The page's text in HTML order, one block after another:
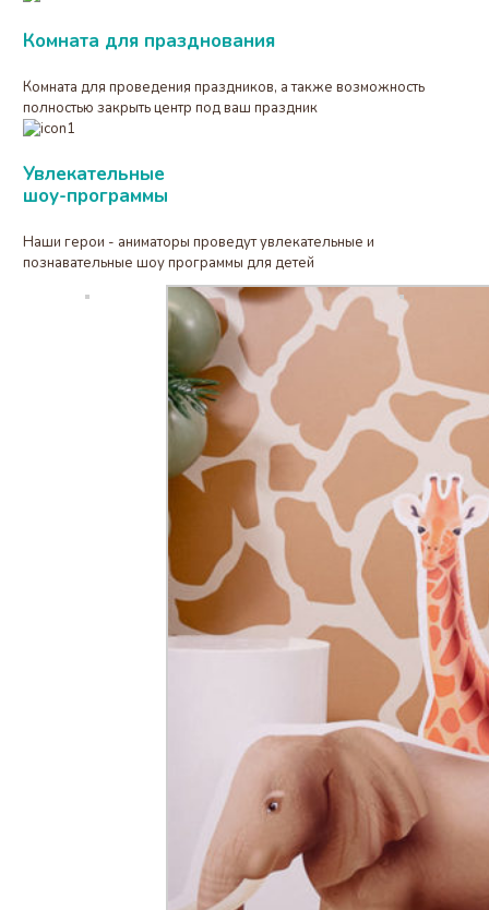
Комната для празднования
Комната для проведения праздников, а также возможность
полностью закрыть центр под ваш праздник
Увлекательные
шоу-программы
Наши герои - аниматоры проведут увлекательные и
познавательные шоу программы для детей